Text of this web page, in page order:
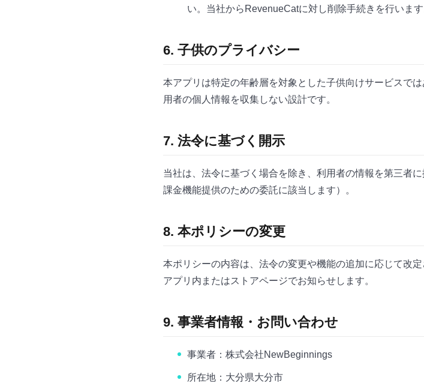
い。当社からRevenueCatに対し削除手続きを行います
6. 子供のプライバシー
本アプリは特定の年齢層を対象とした子供向けサービスで
用者の個人情報を収集しない設計です。
7. 法令に基づく開示
当社は、法令に基づく場合を除き、利用者の情報を第三者
課金機能提供のための委託に該当します）。
8. 本ポリシーの変更
本ポリシーの内容は、法令の変更や機能の追加に応じて改
アプリ内またはストアページでお知らせします。
9. 事業者情報・お問い合わせ
事業者：株式会社NewBeginnings
所在地：大分県大分市